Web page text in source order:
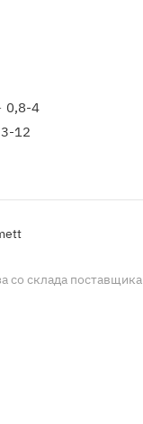
0,8-4
3-12
со склада поставщика